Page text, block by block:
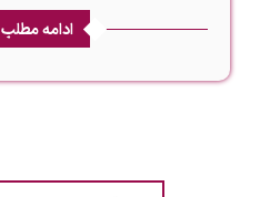
ادامه مطلب